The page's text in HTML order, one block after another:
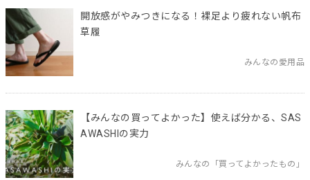
開放感がやみつきになる！裸足より疲れない帆布
草履
みんなの愛用品
【みんなの買ってよかった】使えば分かる、SAS
AWASHIの実力
みんなの「買ってよかったもの」